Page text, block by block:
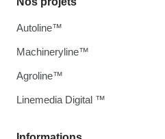
Autoline™
Machineryline™
Agroline™
Linemedia Digital ™